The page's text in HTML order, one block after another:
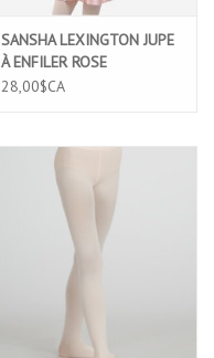
SANSHA LEXINGTON JUPE
À ENFILER ROSE
(56BA1004)
28,00$CA